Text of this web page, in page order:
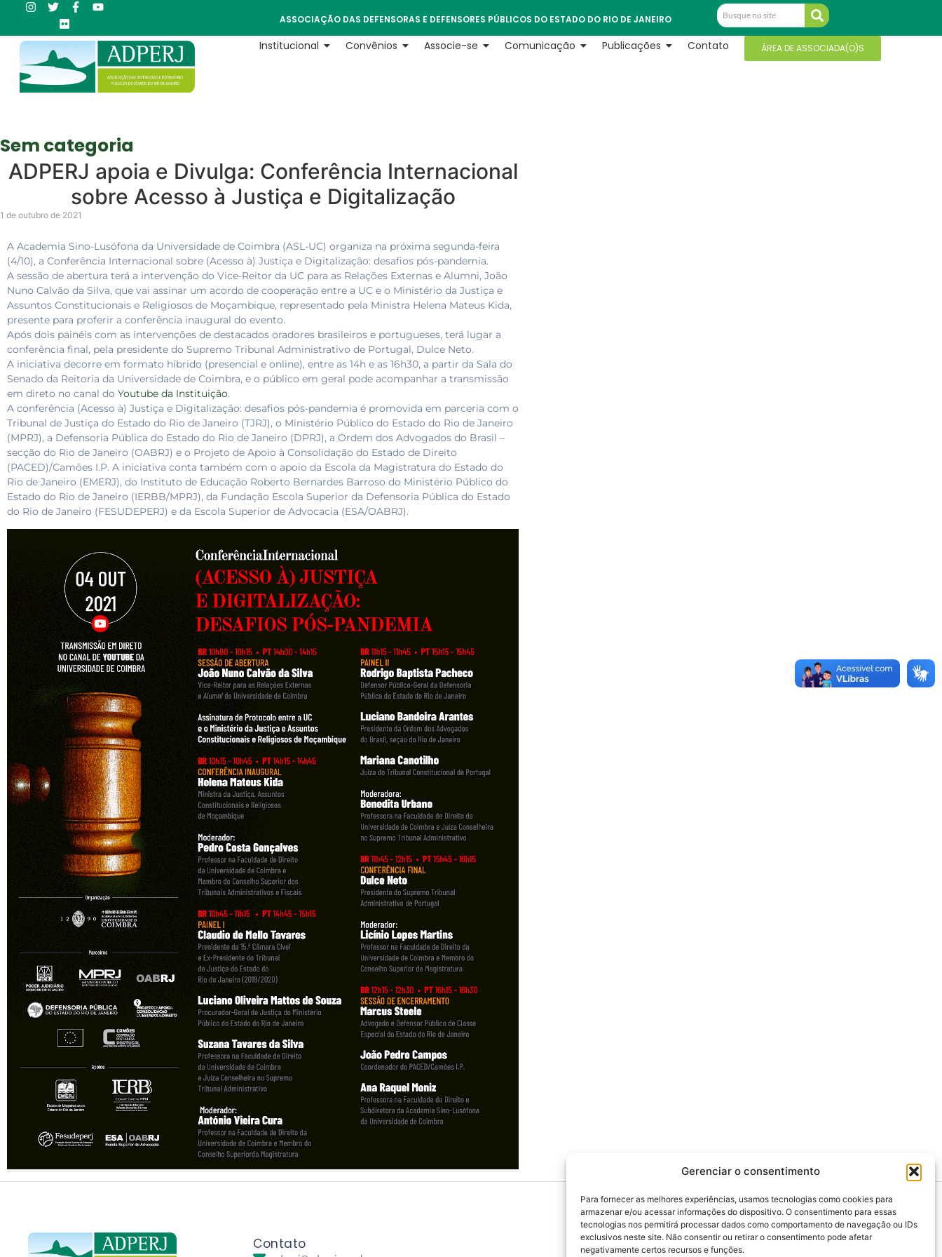
Gerenciar o consentimento
Para fornecer as melhores experiências, usamos tecnologias como cookies para
armazenar e/ou acessar informações do dispositivo. O consentimento para essas
tecnologias nos permitirá processar dados como comportamento de navegação ou IDs
exclusivos neste site. Não consentir ou retirar o consentimento pode afetar
negativamente certos recursos e funções.
ASSOCIAÇÃO DAS DEFENSORAS E DEFENSORES PÚBLICOS DO ESTADO DO RIO DE JANEIRO
Institucional Convênios Associe-se Comunicação Publicações Contato ÁREA DE ASSOCIADA(O)S
Sem categoria
ADPERJ apoia e Divulga: Conferência Internacional
sobre Acesso à Justiça e Digitalização
1 de outubro de 2021
A Academia Sino-Lusófona da Universidade de Coimbra (ASL-UC) organiza na próxima segunda-feira
(4/10), a Conferência Internacional sobre (Acesso à) Justiça e Digitalização: desafios pós-pandemia.
A sessão de abertura terá a intervenção do Vice-Reitor da UC para as Relações Externas e Alumni, João
Nuno Calvão da Silva, que vai assinar um acordo de cooperação entre a UC e o Ministério da Justiça e
Assuntos Constitucionais e Religiosos de Moçambique, representado pela Ministra Helena Mateus Kida,
presente para proferir a conferência inaugural do evento.
Após dois painéis com as intervenções de destacados oradores brasileiros e portugueses, terá lugar a
conferência final, pela presidente do Supremo Tribunal Administrativo de Portugal, Dulce Neto.
A iniciativa decorre em formato híbrido (presencial e online), entre as 14h e as 16h30, a partir da Sala do
Senado da Reitoria da Universidade de Coimbra, e o público em geral pode acompanhar a transmissão
em direto no canal do Youtube da Instituição.
A conferência (Acesso à) Justiça e Digitalização: desafios pós-pandemia é promovida em parceria com o
Tribunal de Justiça do Estado do Rio de Janeiro (TJRJ), o Ministério Público do Estado do Rio de Janeiro
(MPRJ), a Defensoria Pública do Estado do Rio de Janeiro (DPRJ), a Ordem dos Advogados do Brasil –
secção do Rio de Janeiro (OABRJ) e o Projeto de Apoio à Consolidação do Estado de Direito
(PACED)/Camões I.P. A iniciativa conta também com o apoio da Escola da Magistratura do Estado do
Rio de Janeiro (EMERJ), do Instituto de Educação Roberto Bernardes Barroso do Ministério Público do
Estado do Rio de Janeiro (IERBB/MPRJ), da Fundação Escola Superior da Defensoria Pública do Estado
do Rio de Janeiro (FESUDEPERJ) e da Escola Superior de Advocacia (ESA/OABRJ).
Contato >>> Associação Nacional das Defensoras e